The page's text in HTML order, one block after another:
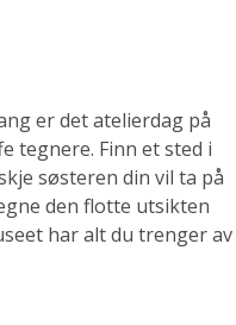
er det atelierdag på
tegnere. Finn et sted i
søsteren din vil ta på
den flotte utsikten
har alt du trenger av